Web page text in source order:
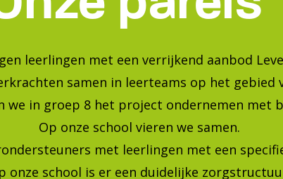
onze foto's op
op de hoogte van de laatste ontwikkelingen!